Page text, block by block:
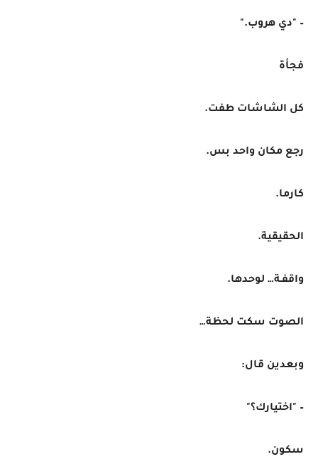
– "دي هروب."
فجأة
كل الشاشات طفت.
رجع مكان واحد بس.
كارما.
الحقيقية.
واقفـة… لوحدها.
الصوت سكت لحظة…
وبعدين قال:
– "اختيارك؟"
سكون.